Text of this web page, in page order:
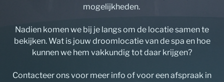
mogelijkheden.
Nadien komen we bij je langs om de locatie samen te
bekijken. Wat is jouw droomlocatie van de spa en hoe
kunnen we hem vakkundig tot daar krijgen?
Contacteer ons voor meer info of voor een afspraak in